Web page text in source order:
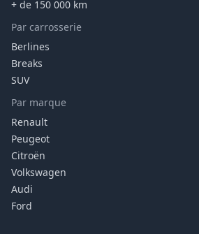
+ de 150 000 km
Par carrosserie
Berlines
Breaks
SUV
Par marque
Renault
Peugeot
Citroën
Volkswagen
Audi
Ford